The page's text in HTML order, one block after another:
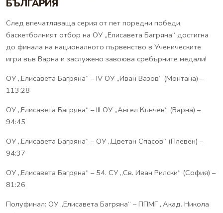
БЪЛГАРИЯ
След впечатляваща серия от пет поредни победи,
баскетболният отбор на ОУ „Елисавета Багряна“ достигна
до финала на националното първенство в Ученическите
игри във Варна и заслужено завоюва сребърните медали!
ОУ „Елисавета Багряна“ – IV ОУ „Иван Вазов“ (Монтана) –
113:28
ОУ „Елисавета Багряна“ – III ОУ „Ангел Кънчев“ (Варна) –
94:45
ОУ „Елисавета Багряна“ – ОУ „Цветан Спасов“ (Плевен) –
94:37
ОУ „Елисавета Багряна“ – 54. СУ „Св. Иван Рилски“ (София) –
81:26
Полуфинал: ОУ „Елисавета Багряна“ – ППМГ „Акад. Никола